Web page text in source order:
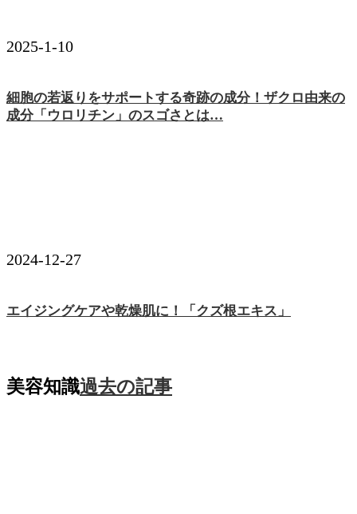
2025-1-10
細胞の若返りをサポートする奇跡の成分！ザクロ由来の
成分「ウロリチン」のスゴさとは…
2024-12-27
エイジングケアや乾燥肌に！「クズ根エキス」
美容知識過去の記事